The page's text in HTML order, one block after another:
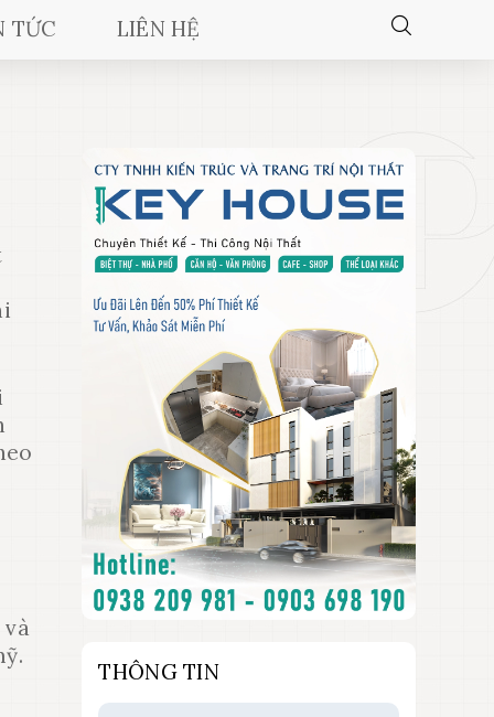
TỨC LIÊN HỆ
và
THÔNG TIN